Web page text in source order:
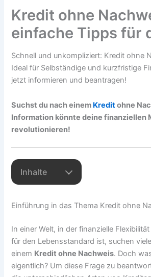
Kredit ohne
einfache Tipps für
Schnell und unkompliziert: Kredit ohne
Ideal für Selbständige und kurzfristige
jetzt informieren und beantragen!
Suchst du nach einem Kreditohne
Information könnte deine finanziellen
revolutionieren!
Inhalte
Einführung in das Thema Kredit ohne
In einer Welt, in der finanzielle
für den Lebensstandard ist, suchen
einem Kredit ohne Nachweis. Doch
eigentlich? Um diese Frage zu